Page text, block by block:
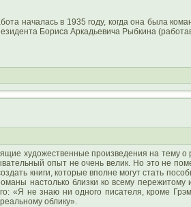
началась в 1935 году, когда она была
Бориса Аркадьевича Рыбкина
художественные произведения на тему
опыт не очень велик. Но это не
книги, которые вполне могут стать
настолько близки ко всему
«Я не знаю ни одного писателя, кроме
облику».